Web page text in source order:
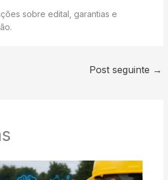
sobre edital, garantias e
Post seguinte →